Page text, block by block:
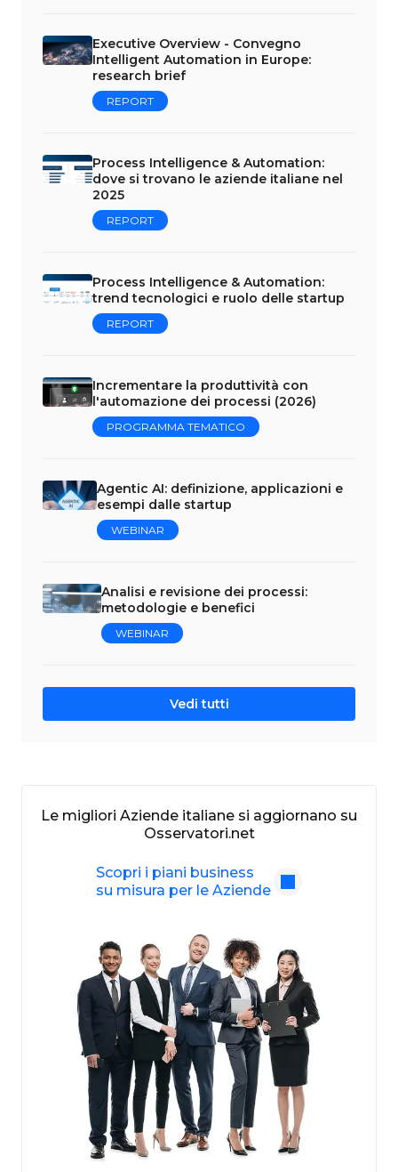
Executive Overview - Convegno
Intelligent Automation in Europe:
research brief
REPORT
Process Intelligence & Automation:
dove si trovano le aziende italiane nel
2025
REPORT
Process Intelligence & Automation:
trend tecnologici e ruolo delle startup
REPORT
Incrementare la produttività con
l'automazione dei processi (2026)
PROGRAMMA TEMATICO
Agentic AI: definizione, applicazioni e
esempi dalle startup
WEBINAR
Analisi e revisione dei processi:
metodologie e benefici
WEBINAR
Vedi tutti
Le migliori Aziende italiane si aggiornano su
Osservatori.net
Scopri i piani business
su misura per le Aziende